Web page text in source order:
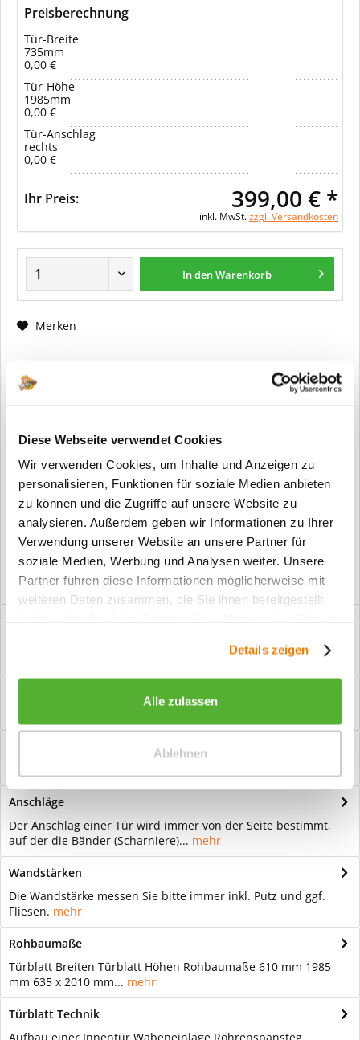
Diese Webseite verwendet Cookies
Wir verwenden Cookies, um Inhalte und Anzeigen zu
personalisieren, Funktionen für soziale Medien anbieten
zu können und die Zugriffe auf unsere Website zu
analysieren. Außerdem geben wir Informationen zu Ihrer
Verwendung unserer Website an unsere Partner für
soziale Medien, Werbung und Analysen weiter. Unsere
Partner führen diese Informationen möglicherweise mit
weiteren Daten zusammen, die Sie ihnen bereitgestellt
Details zeigen
Alle zulassen
Ablehnen
Preisberechnung
Tür-Breite
735mm
0,00 €
Tür-Höhe
1985mm
0,00 €
Tür-Anschlag
rechts
0,00 €
Ihr Preis: 399,00 € *
inkl. MwSt.zzgl. Versandkosten
In den Warenkorb
Merken
Fragen zum Artikel?
Info:
Dieser Artikel wird gemäß Ihrer
kundenspezifische Anfertigung vom
Widerruf / der Rückgabe
ausgeschlossen.
Vorteile
Kostenloser Versand ab € 2000,- Bestellwert
Versand mit eigener Spedition
Ganzglastür Motiv Graphic Für eine zeitlose Optik: Das Element
Anschläge
Der Anschlag einer Tür wird immer von der Seite bestimmt,
auf der die Bänder (Scharniere)... mehr
Wandstärken
Die Wandstärke messen Sie bitte immer inkl. Putz und ggf.
Fliesen. mehr
Rohbaumaße
Türblatt Breiten Türblatt Höhen Rohbaumaße 610 mm 1985
mm 635 x 2010 mm... mehr
Türblatt Technik